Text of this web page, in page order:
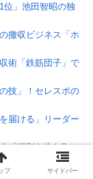
位」池田智昭の独
撤収ビジネス「ホ
術「鉄筋団子」で
技」！セレスポの
届ける」リーダー
「行列を生む3つ
益」グラッシー社
プ サイドバー